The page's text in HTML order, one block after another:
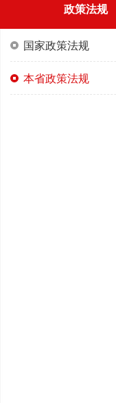
政策法规
国家政策法规
本省政策法规